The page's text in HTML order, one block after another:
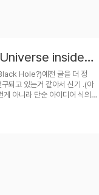
inside
Hole?)예전 글을 더 정
되고 있는거 같아서 신기 .(아
게 아니라 단순 아이디어 식의
reference 보시면서 따로 생각
는것 같고 해서 머리 식힐겸 정